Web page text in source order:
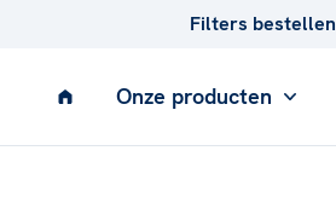
Onze producten
Filters bestellen